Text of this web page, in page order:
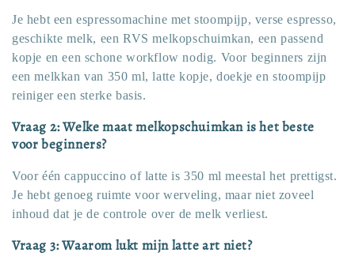
Je hebt een espressomachine met stoompijp, verse espresso,
geschikte melk, een RVS melkopschuimkan, een passend
kopje en een schone workflow nodig. Voor beginners zijn
een melkkan van 350 ml, latte kopje, doekje en stoompijp
reiniger een sterke basis.
Vraag 2: Welke maat melkopschuimkan is het beste
voor beginners?
Voor één cappuccino of latte is 350 ml meestal het prettigst.
Je hebt genoeg ruimte voor werveling, maar niet zoveel
inhoud dat je de controle over de melk verliest.
Vraag 3: Waarom lukt mijn latte art niet?